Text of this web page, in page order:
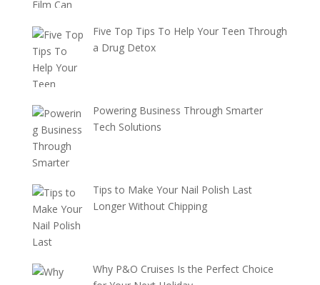
Five Top Tips To Help Your Teen Through
a Drug Detox
Powering Business Through Smarter
Tech Solutions
Tips to Make Your Nail Polish Last
Longer Without Chipping
Why P&O Cruises Is the Perfect Choice